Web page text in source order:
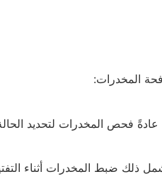
المخدرات:
فحص المخدرات لتحديد الحالة
ذلك ضبط المخدرات أثناء